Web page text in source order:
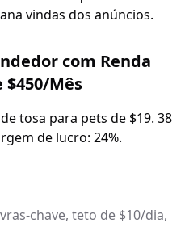
vindas dos anúncios.
com Renda
Mês
tosa para pets de $19. 38
de lucro: 24%.
chave, teto de $10/dia,